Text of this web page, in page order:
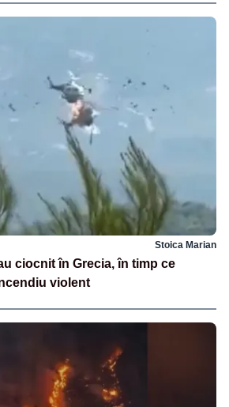
Stoica Marian
ciocnit în Grecia, în timp ce
violent